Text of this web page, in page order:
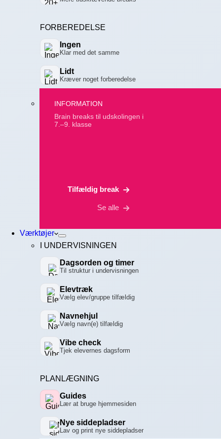
FORBEREDELSE
Ingen
Klar med det samme
Lidt
Kræver noget forberedelse
INFORMATION
Brain breaks til udskolingen i
7.–9. klasse
Tilfældig break
Se alle
Værktøjer
I UNDERVISNINGEN
Dagsorden og timer
Til struktur i undervisningen
Elevtræk
Vælg elev/gruppe tilfældig
Navnehjul
Vælg navn(e) tilfældig
Vibe check
Tjek elevernes dagsform
PLANLÆGNING
Guides
Lær at bruge hjemmesiden
Nye siddepladser
Lav og print nye siddepladser